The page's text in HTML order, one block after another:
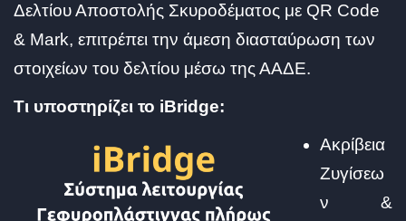
Δελτίου Αποστολής Σκυροδέματος με QR Code
& Mark, επιτρέπει την άμεση διασταύρωση των
στοιχείων του δελτίου μέσω της ΑΑΔΕ.
Τι υποστηρίζει το iBridge:
Ακρίβεια
Ζυγίσεω
ν &